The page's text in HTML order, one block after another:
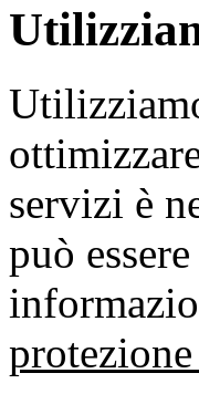
servizi è
può